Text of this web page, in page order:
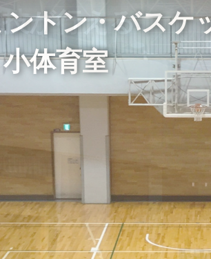
トン・バスケ
体育室